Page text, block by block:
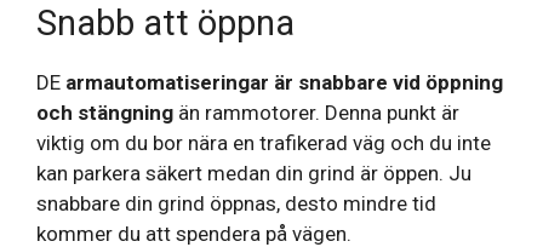
Snabb att öppna
DE armautomatiseringar är snabbare vid öppning
och stängning än rammotorer. Denna punkt är
viktig om du bor nära en trafikerad väg och du inte
kan parkera säkert medan din grind är öppen. Ju
snabbare din grind öppnas, desto mindre tid
kommer du att spendera på vägen.